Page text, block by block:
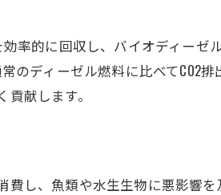
率的に回収し、バイオディーゼ
のディーゼル燃料に比べてCO2排
献します。
費し、魚類や水生生物に悪影響を